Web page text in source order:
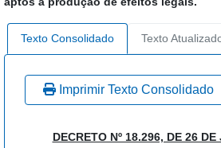
Texto Consolidado Texto
Imprimir Texto Consolidado
DECRETO Nº 18.296, DE 26